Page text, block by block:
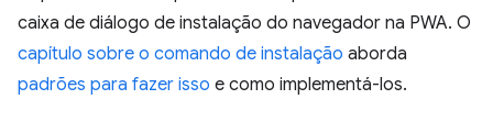
caixa de diálogo de instalação do navegador na PWA. O
capítulo sobre o comando de instalação aborda
padrões para fazer isso e como implementá-los.